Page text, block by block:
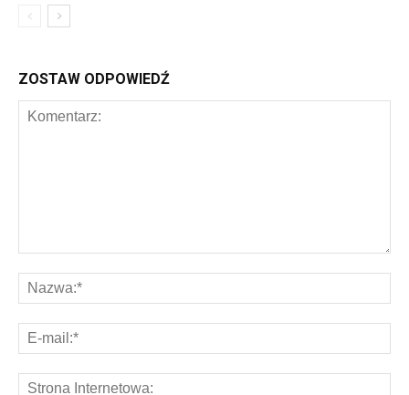
ZOSTAW ODPOWIEDŹ